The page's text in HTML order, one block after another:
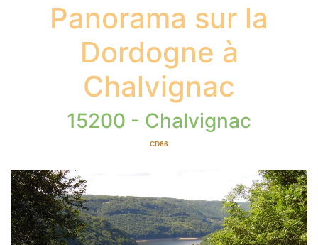
Panorama sur la
Dordogne à
Chalvignac
15200 - Chalvignac
CD66